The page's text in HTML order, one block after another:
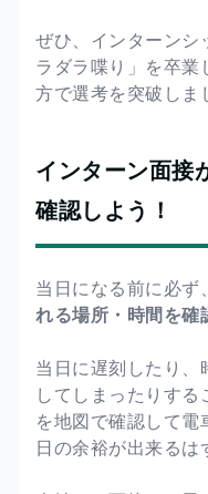
ぜひ、インターンシ
ラダラ喋り」を卒業
方で選考を突破しま
インターン面接
確認しよう！
当日になる前に必ず、
れる場所・時間を確
当日に遅刻したり、
してしまったりす
を地図で確認して電
日の余裕が出来るは